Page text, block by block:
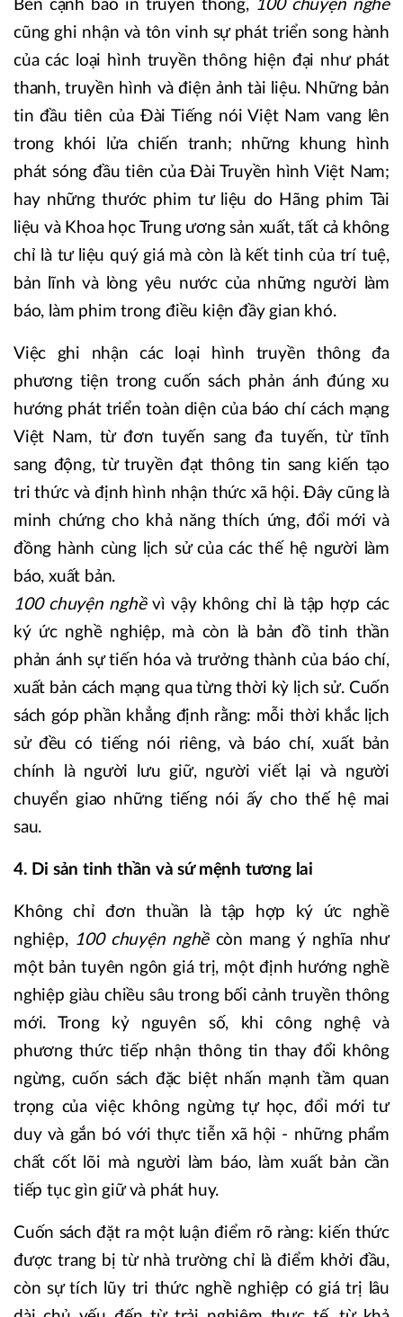
Bên cạnh báo in truyền thống, 100 chuyện nghề
cũng ghi nhận và tôn vinh sự phát triển song hành
của các loại hình truyền thông hiện đại như phát
thanh, truyền hình và điện ảnh tài liệu. Những bản
tin đầu tiên của Đài Tiếng nói Việt Nam vang lên
trong khói lửa chiến tranh; những khung hình
phát sóng đầu tiên của Đài Truyền hình Việt Nam;
hay những thước phim tư liệu do Hãng phim Tài
liệu và Khoa học Trung ương sản xuất, tất cả không
chỉ là tư liệu quý giá mà còn là kết tinh của trí tuệ,
bản lĩnh và lòng yêu nước của những người làm
báo, làm phim trong điều kiện đầy gian khó.
Việc ghi nhận các loại hình truyền thông đa
phương tiện trong cuốn sách phản ánh đúng xu
hướng phát triển toàn diện của báo chí cách mạng
Việt Nam, từ đơn tuyến sang đa tuyến, từ tĩnh
sang động, từ truyền đạt thông tin sang kiến tạo
tri thức và định hình nhận thức xã hội. Đây cũng là
minh chứng cho khả năng thích ứng, đổi mới và
đồng hành cùng lịch sử của các thế hệ người làm
báo, xuất bản.
100 chuyện nghềvì vậy không chỉ là tập hợp các
ký ức nghề nghiệp, mà còn là bản đồ tinh thần
phản ánh sự tiến hóa và trưởng thành của báo chí,
xuất bản cách mạng qua từng thời kỳ lịch sử. Cuốn
sách góp phần khẳng định rằng: mỗi thời khắc lịch
sử đều có tiếng nói riêng, và báo chí, xuất bản
chính là người lưu giữ, người viết lại và người
chuyển giao những tiếng nói ấy cho thế hệ mai
sau.
4. Di sản tinh thần và sứ mệnh tương lai
Không chỉ đơn thuần là tập hợp ký ức nghề
nghiệp, 100 chuyện nghềcòn mang ý nghĩa như
một bản tuyên ngôn giá trị, một định hướng nghề
nghiệp giàu chiều sâu trong bối cảnh truyền thông
mới. Trong kỷ nguyên số, khi công nghệ và
phương thức tiếp nhận thông tin thay đổi không
ngừng, cuốn sách đặc biệt nhấn mạnh tầm quan
trọng của việc không ngừng tự học, đổi mới tư
duy và gắn bó với thực tiễn xã hội - những phẩm
chất cốt lõi mà người làm báo, làm xuất bản cần
tiếp tục gìn giữ và phát huy.
Cuốn sách đặt ra một luận điểm rõ ràng: kiến thức
được trang bị từ nhà trường chỉ là điểm khởi đầu,
còn sự tích lũy tri thức nghề nghiệp có giá trị lâu